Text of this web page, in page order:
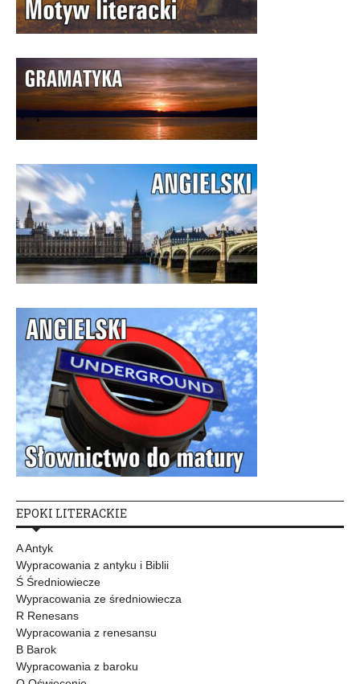
EPOKI LITERACKIE
A Antyk
Wypracowania z antyku i Biblii
Ś Średniowiecze
Wypracowania ze średniowiecza
R Renesans
Wypracowania z renesansu
B Barok
Wypracowania z baroku